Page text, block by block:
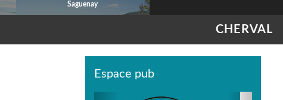
Saguenay
CHERVAL
Espace pub
Previous